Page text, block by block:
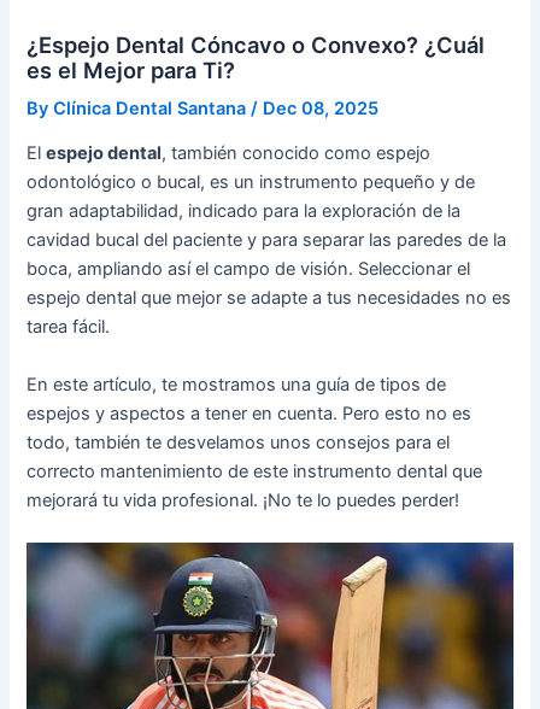
¿Espejo Dental Cóncavo o Convexo? ¿Cuál
es el Mejor para Ti?
ByClínica Dental Santana / Dec 08, 2025
Elespejo dental, también conocido como espejo
odontológico o bucal, es un instrumento pequeño y de
gran adaptabilidad, indicado para la exploración de la
cavidad bucal del paciente y para separar las paredes de la
boca, ampliando así el campo de visión. Seleccionar el
espejo dental que mejor se adapte a tus necesidades no es
tarea fácil.
En este artículo, te mostramos una guía de tipos de
espejos y aspectos a tener en cuenta. Pero esto no es
todo, también te desvelamos unos consejos para el
correcto mantenimiento de este instrumento dental que
mejorará tu vida profesional. ¡No te lo puedes perder!